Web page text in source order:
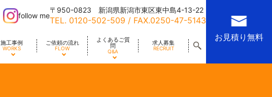
施工事例
WORKS
ご依頼の流れ
FLOW
よくあるご質
問
Q&A
求人募集
RECRUIT
follow me
〒950-0823 新潟県新潟市東区東中島4-13-22
TEL. 0120-502-509 / FAX.0250-47-5143
お見積り無料